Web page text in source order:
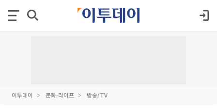
이투데이 문화·라이프 방송/TV